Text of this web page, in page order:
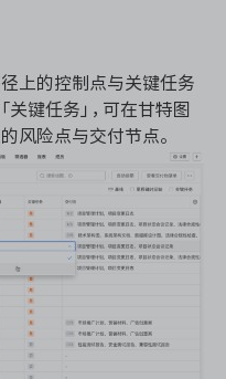
上的控制点与关键任务
关键任务」，可在甘特图
风险点与交付节点。